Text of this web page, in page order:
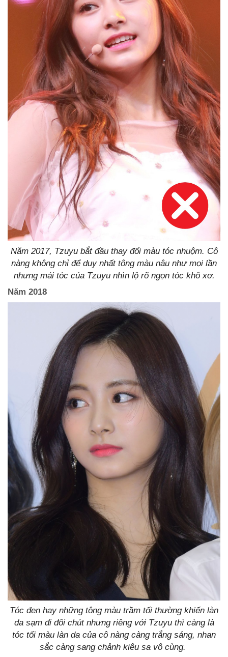
Năm 2017, Tzuyu bắt đầu thay đổi màu tóc nhuộm. Cô
nàng không chỉ để duy nhất tông màu nâu như mọi lần
nhưng mái tóc của Tzuyu nhìn lộ rõ ngọn tóc khô xơ.
Năm 2018
Tóc đen hay những tông màu trầm tối thường khiến làn
da sạm đi đôi chút nhưng riêng với Tzuyu thì càng là
tóc tối màu làn da của cô nàng càng trắng sáng, nhan
sắc càng sang chảnh kiêu sa vô cùng.